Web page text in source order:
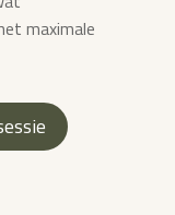
maximale